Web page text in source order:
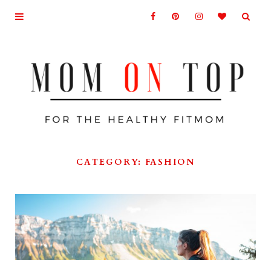
CATEGORY: FASHION